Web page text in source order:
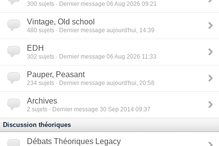
300 sujets · Dernier message 06 Aug 2026 09:21
Vintage, Old school
480 sujets · Dernier message aujourd'hui, 14:39
EDH
302 sujets · Dernier message 06 Aug 2026 11:33
Pauper, Peasant
234 sujets · Dernier message aujourd'hui, 20:58
Archives
2 sujets · Dernier message 30 Sep 2014 09:37
Discussion théoriques
Débats Théoriques Legacy